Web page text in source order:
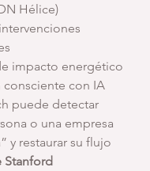
Hélice)
impacto energético
consciente con IA
puede detectar
o una empresa
y restaurar su flujo
Stanford